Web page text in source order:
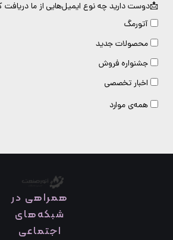
دارید چه نوع ایمیل‌هایی از ما دریافت کنید؟
آتورمگ
محصولات جدید
جشنواره فروش
اخبار تخصصی
همه‌ی موارد
همراهی در
شبکه‌های
اجتماعی